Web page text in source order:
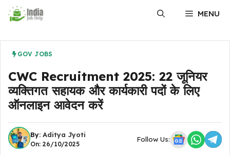
MENU
GOV JOBS
CWC Recruitment 2025: 22 जूनियर
व्यक्तिगत सहायक और कार्यकारी पदों के लिए
ऑनलाइन आवेदन करें
By: Aditya Jyoti
On: 26/10/2025
Follow Us: